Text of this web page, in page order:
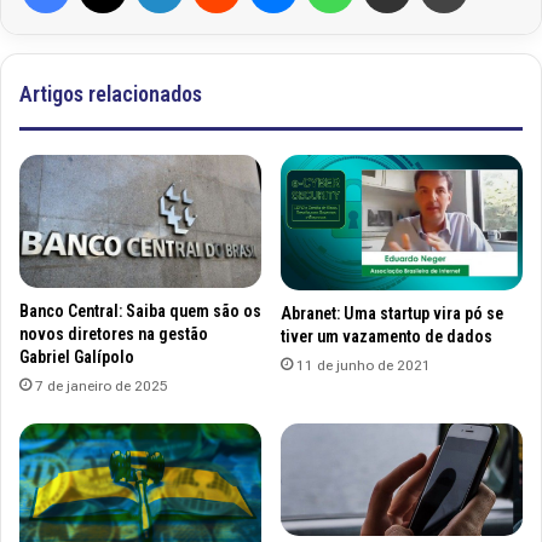
Artigos relacionados
Banco Central: Saiba quem são os
novos diretores na gestão
Gabriel Galípolo
7 de janeiro de 2025
Abranet: Uma startup vira pó se
tiver um vazamento de dados
11 de junho de 2021